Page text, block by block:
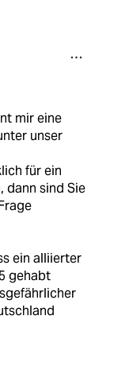
mir eine
unser
für ein
dann sind Sie
ein alliierter
gehabt